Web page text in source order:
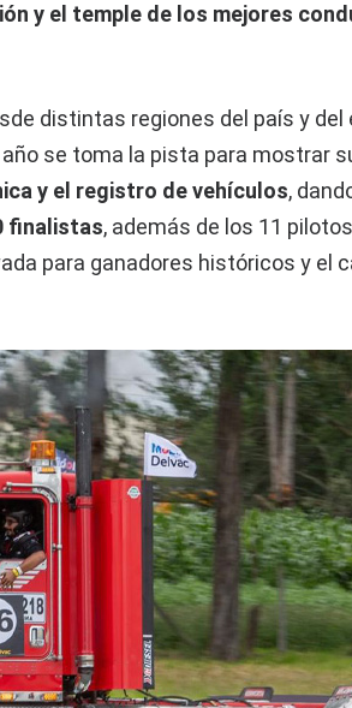
y el temple de los mejores
distintas regiones del país y
se toma la pista para mostrar
y el registro de vehículos,
finalistas, además de los 11
para ganadores históricos y el